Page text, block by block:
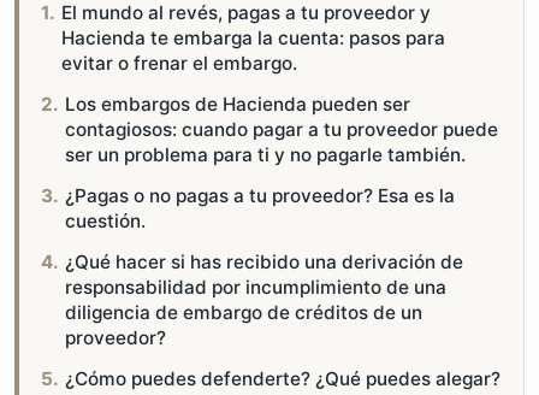
El mundo al revés, pagas a tu proveedor y
Hacienda te embarga la cuenta: pasos para
evitar o frenar el embargo.
Los embargos de Hacienda pueden ser
contagiosos: cuando pagar a tu proveedor puede
ser un problema para ti y no pagarle también.
¿Pagas o no pagas a tu proveedor? Esa es la
cuestión.
¿Qué hacer si has recibido una derivación de
responsabilidad por incumplimiento de una
diligencia de embargo de créditos de un
proveedor?
¿Cómo puedes defenderte? ¿Qué puedes alegar?